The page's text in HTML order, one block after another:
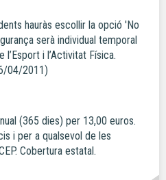
hauràs escollir la opció 'No
serà individual temporal
i l’Activitat Física.
04/2011)
(365 dies) per 13,00 euros.
i per a qualsevol de les
Cobertura estatal.